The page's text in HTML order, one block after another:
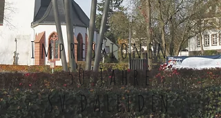
Impressionen -
50 Jahre
SV DALEIDEN